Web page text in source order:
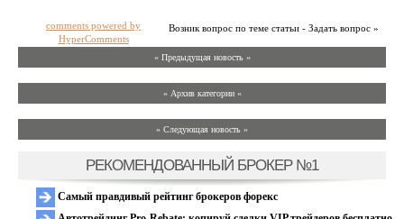
Возник вопрос по теме статьи - Задать вопрос »
comments powered by
HyperComments
« Предыдущая новость «
» Архив категории «
» Следующая новость »
РЕКОМЕНДОВАННЫЙ БРОКЕР №1
Самый правдивый рейтинг брокеров форекс